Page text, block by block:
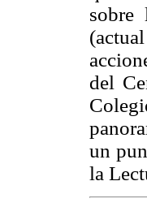
del
un
la